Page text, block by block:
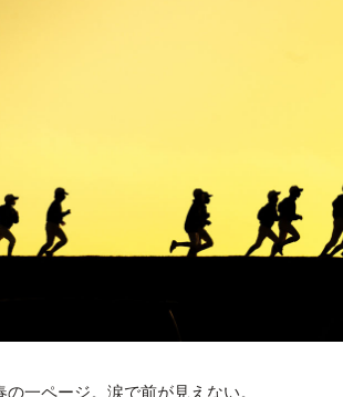
の一ページ。涙で前が見えない。